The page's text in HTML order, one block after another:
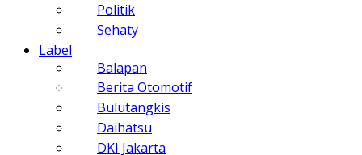
Politik
Sehaty
Label
Balapan
Berita Otomotif
Bulutangkis
Daihatsu
DKI Jakarta